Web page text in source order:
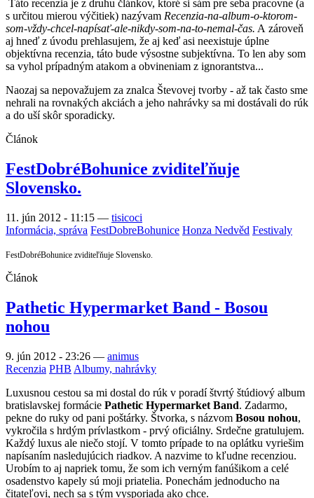
Táto recenzia je z druhu článkov, ktoré si sám pre seba pracovne (a
s určitou mierou výčitiek) nazývam Recenzia-na-album-o-ktorom-
som-vždy-chcel-napísať-ale-nikdy-som-na-to-nemal-čas. A zároveň
aj hneď z úvodu prehlasujem, že aj keď asi neexistuje úplne
objektívna recenzia, táto bude výsostne subjektívna. To len aby som
sa vyhol prípadným atakom a obvineniam z ignorantstva...
Naozaj sa nepovažujem za znalca Števovej tvorby - až tak často sme
nehrali na rovnakých akciách a jeho nahrávky sa mi dostávali do rúk
a do uší skôr sporadicky.
Článok
FestDobréBohunice zviditeľňuje
Slovensko.
11. jún 2012 - 11:15 — tisicoci
Informácia, správa FestDobreBohunice Honza Nedvěd Festivaly
FestDobréBohunice zviditeľňuje Slovensko.
Článok
Pathetic Hypermarket Band - Bosou
nohou
9. jún 2012 - 23:26 — animus
Recenzia PHB Albumy, nahrávky
Luxusnou cestou sa mi dostal do rúk v poradí štvrtý štúdiový album
bratislavskej formácie Pathetic Hypermarket Band. Zadarmo,
pekne do ruky od pani poštárky. Štvorka, s názvom Bosou nohou,
vykročila s hrdým prívlastkom - prvý oficiálny. Srdečne gratulujem.
Každý luxus ale niečo stojí. V tomto prípade to na oplátku vyriešim
napísaním nasledujúcich riadkov. A nazvime to kľudne recenziou.
Urobím to aj napriek tomu, že som ich verným fanúšikom a celé
osadenstvo kapely sú moji priatelia. Ponechám jednoducho na
čitateľovi, nech sa s tým vysporiada ako chce.